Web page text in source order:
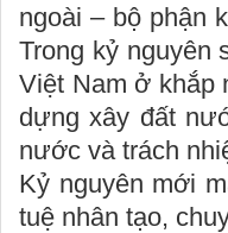
ngoài – bộ phận
Trong kỷ nguyên
Việt Nam ở khắp
dựng xây đất
nước và trách
Kỷ nguyên mới
tuệ nhân tạo,